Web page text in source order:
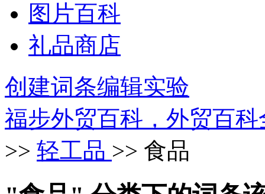
图片百科
礼品商店
创建词条编辑实验
福步外贸百科，外贸百科
>> 轻工品 >> 食品